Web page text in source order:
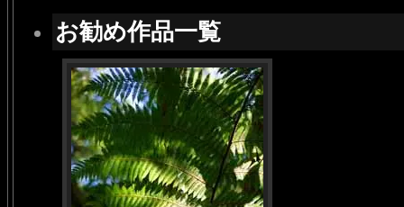
お勧め作品一覧